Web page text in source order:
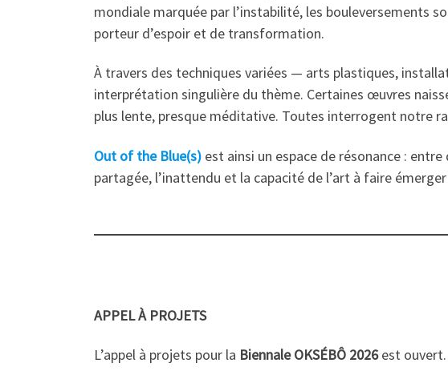
mondiale marquée par l’instabilité, les bouleversements
porteur d’espoir et de transformation.
À travers des techniques variées — arts plastiques,
interprétation singulière du thème. Certaines œuvres
plus lente, presque méditative. Toutes interrogent notre
Out of the Blue(s) est ainsi un espace de résonance :
partagée, l’inattendu et la capacité de l’art à faire
APPEL À PROJETS
L’appel à projets pour la Biennale OKSÉBÔ 2026est ouvert.